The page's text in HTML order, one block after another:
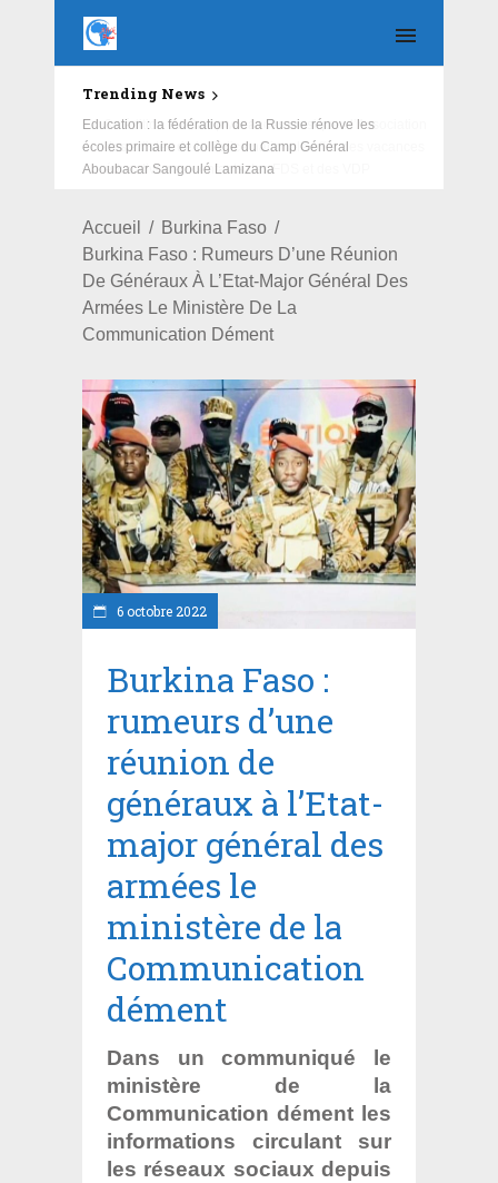
Trending News
Education : la fédération de la Russie rénove les
écoles primaire et collège du Camp Général
Aboubacar Sangoulé Lamizana
Accueil
Burkina Faso
Burkina Faso : Rumeurs D’une Réunion
De Généraux À L’Etat-Major Général Des
Armées Le Ministère De La
Communication Dément
6 octobre 2022
Burkina Faso :
rumeurs d’une
réunion de
généraux à l’Etat-
major général des
armées le
ministère de la
Communication
dément
Dans un communiqué le
ministère de la
Communication dément les
informations circulant sur
les réseaux sociaux depuis